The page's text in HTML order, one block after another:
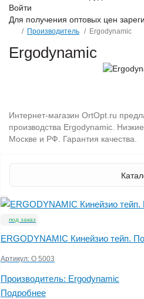
Войти
Для получения оптовых цен
Производитель Ergodynamic
Ergodynamic
Интернет-магазин OrtOpt.ru
производства Ergodynamic.
Москве и РФ. Гарантия качества.
под заказ
ERGODYNAMIC Кинейзио тейп.
Артикул: O 5003
Производитель: Ergodynamic
Подробнее